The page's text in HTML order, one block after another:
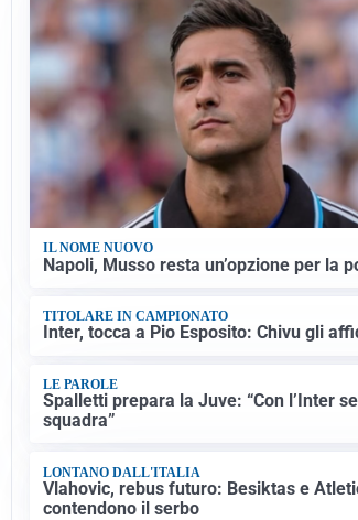
IL NOME NUOVO
Napoli, Musso resta un’opzione per la
TITOLARE IN CAMPIONATO
Inter, tocca a Pio Esposito: Chivu gli
LE PAROLE
Spalletti prepara la Juve: “Con l’Inter
squadra”
LONTANO DALL'ITALIA
Vlahovic, rebus futuro: Besiktas e
contendono il serbo